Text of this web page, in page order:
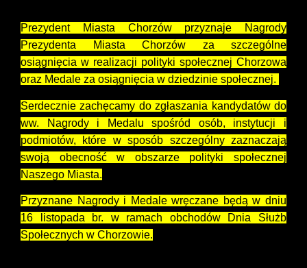
Prezydent Miasta Chorzów przyznaje Nagrody
Prezydenta Miasta Chorzów za szczególne
osiągnięcia w realizacji polityki społecznej Chorzowa
oraz Medale za osiągnięcia w dziedzinie społecznej.
Serdecznie zachęcamy do zgłaszania kandydatów do
ww. Nagrody i Medalu spośród osób, instytucji i
podmiotów, które w sposób szczególny zaznaczają
swoją obecność w obszarze polityki społecznej
Naszego Miasta.
Przyznane Nagrody i Medale wręczane będą w dniu
16 listopada br. w ramach obchodów Dnia Służb
Społecznych w Chorzowie.